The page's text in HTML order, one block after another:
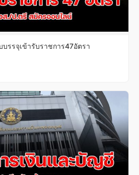
รรจุเข้ารับราชการ47อัตรา